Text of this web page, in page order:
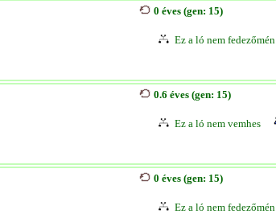
0 éves (gen: 15)
Ez a ló nem fedezőmén
0.6 éves (gen: 15)
Ez a ló nem vemhes
0 éves (gen: 15)
Ez a ló nem fedezőmén